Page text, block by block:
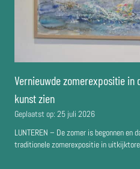
Vernieuwde zomerexpositie in
kunst zien
Geplaatst op: 25 juli 2026
LUNTEREN – De zomer is begonnen
traditionele zomerexpositie in